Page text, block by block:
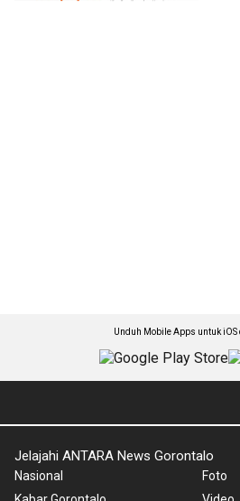
Unduh Mobile Apps untuk iOS
Jelajahi ANTARA News Gorontalo
Nasional
Foto